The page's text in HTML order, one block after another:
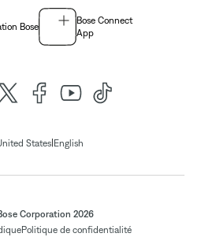
Bose
Bose Connect
App
States| English
Corporation 2026
Politique de confidentialité